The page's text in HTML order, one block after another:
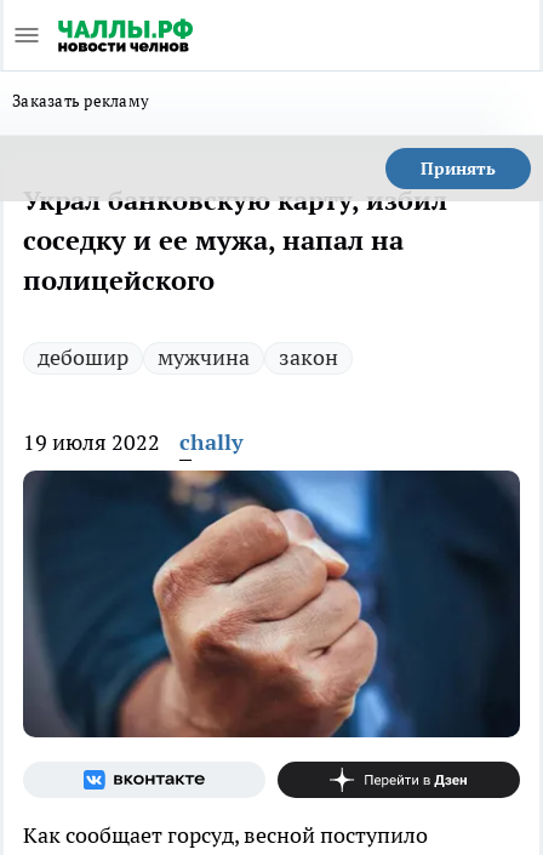
Заказать рекламу
Принять
Украл банковскую карту, избил
соседку и ее мужа, напал на
полицейского
дебошир мужчина закон
19 июля 2022 chally
Как сообщает горсуд, весной поступило